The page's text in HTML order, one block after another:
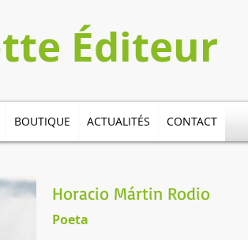
Éditeur
Horacio Mártin Rodio
Poeta
BOUTIQUE ACTUALITÉS CONTACT